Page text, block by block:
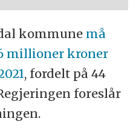
kommune må
millioner kroner
, fordelt på 44
foreslår